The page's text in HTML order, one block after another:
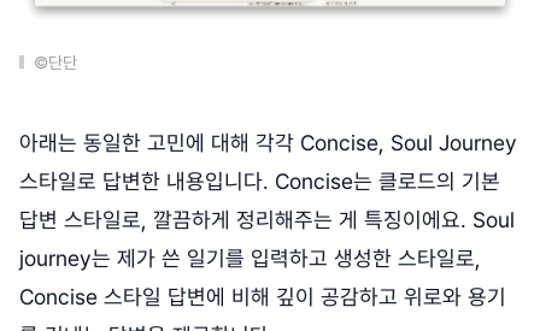
©단단
아래는 동일한 고민에 대해 각각 Concise, Soul Journey
스타일로 답변한 내용입니다. Concise는 클로드의 기본
답변 스타일로, 깔끔하게 정리해주는 게 특징이에요. Soul
journey는 제가 쓴 일기를 입력하고 생성한 스타일로,
Concise 스타일 답변에 비해 깊이 공감하고 위로와 용기